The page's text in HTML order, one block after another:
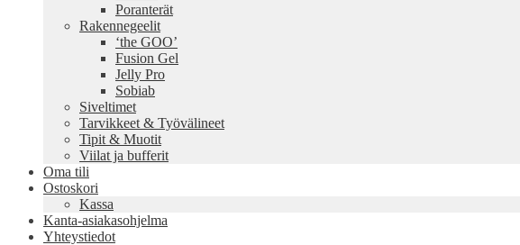
Poranterät
Rakennegeelit
‘the GOO’
Fusion Gel
Jelly Pro
Sobiab
Siveltimet
Tarvikkeet & Työvälineet
Tipit & Muotit
Viilat ja bufferit
Oma tili
Ostoskori
Kassa
Kanta-asiakasohjelma
Yhteystiedot